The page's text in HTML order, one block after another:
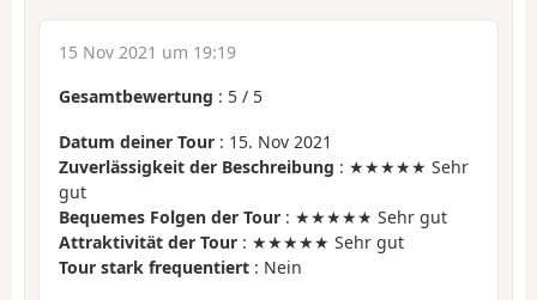
15 Nov 2021 um 19:19
Gesamtbewertung : 5 / 5
Datum deiner Tour : 15. Nov 2021
Zuverlässigkeit der Beschreibung : ★★★★★ Sehr
gut
Bequemes Folgen der Tour : ★★★★★ Sehr gut
Attraktivität der Tour : ★★★★★ Sehr gut
Tour stark frequentiert : Nein